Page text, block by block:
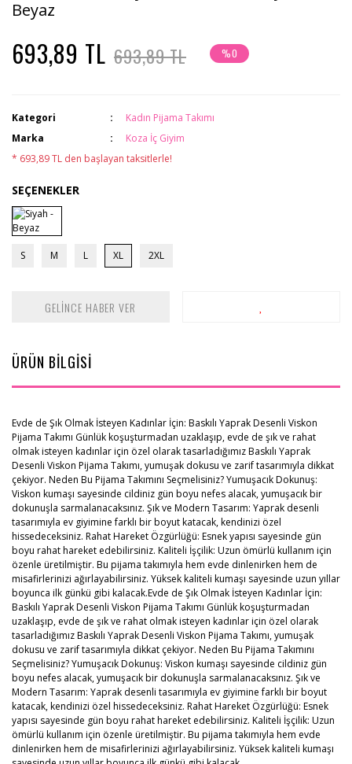
Beyaz
693,89 TL 693,89 TL %0
Kategori
Kadın Pijama Takımı
Marka
Koza İç Giyim
* 693,89 TL den başlayan taksitlerle!
SEÇENEKLER
S M L XL 2XL
GELİNCE HABER VER
ÜRÜN BİLGİSİ
Evde de Şık Olmak İsteyen Kadınlar İçin: Baskılı Yaprak Desenli Viskon
Pijama Takımı Günlük koşuşturmadan uzaklaşıp, evde de şık ve rahat
olmak isteyen kadınlar için özel olarak tasarladığımız Baskılı Yaprak
Desenli Viskon Pijama Takımı, yumuşak dokusu ve zarif tasarımıyla dikkat
çekiyor. Neden Bu Pijama Takımını Seçmelisiniz? Yumuşacık Dokunuş:
Viskon kumaşı sayesinde cildiniz gün boyu nefes alacak, yumuşacık bir
dokunuşla sarmalanacaksınız. Şık ve Modern Tasarım: Yaprak desenli
tasarımıyla ev giyimine farklı bir boyut katacak, kendinizi özel
hissedeceksiniz. Rahat Hareket Özgürlüğü: Esnek yapısı sayesinde gün
boyu rahat hareket edebilirsiniz. Kaliteli İşçilik: Uzun ömürlü kullanım için
özenle üretilmiştir. Bu pijama takımıyla hem evde dinlenirken hem de
misafirlerinizi ağırlayabilirsiniz. Yüksek kaliteli kumaşı sayesinde uzun yıllar
boyunca ilk günkü gibi kalacak.Evde de Şık Olmak İsteyen Kadınlar İçin:
Baskılı Yaprak Desenli Viskon Pijama Takımı Günlük koşuşturmadan
uzaklaşıp, evde de şık ve rahat olmak isteyen kadınlar için özel olarak
tasarladığımız Baskılı Yaprak Desenli Viskon Pijama Takımı, yumuşak
dokusu ve zarif tasarımıyla dikkat çekiyor. Neden Bu Pijama Takımını
Seçmelisiniz? Yumuşacık Dokunuş: Viskon kumaşı sayesinde cildiniz gün
boyu nefes alacak, yumuşacık bir dokunuşla sarmalanacaksınız. Şık ve
Modern Tasarım: Yaprak desenli tasarımıyla ev giyimine farklı bir boyut
katacak, kendinizi özel hissedeceksiniz. Rahat Hareket Özgürlüğü: Esnek
yapısı sayesinde gün boyu rahat hareket edebilirsiniz. Kaliteli İşçilik: Uzun
ömürlü kullanım için özenle üretilmiştir. Bu pijama takımıyla hem evde
dinlenirken hem de misafirlerinizi ağırlayabilirsiniz. Yüksek kaliteli kumaşı